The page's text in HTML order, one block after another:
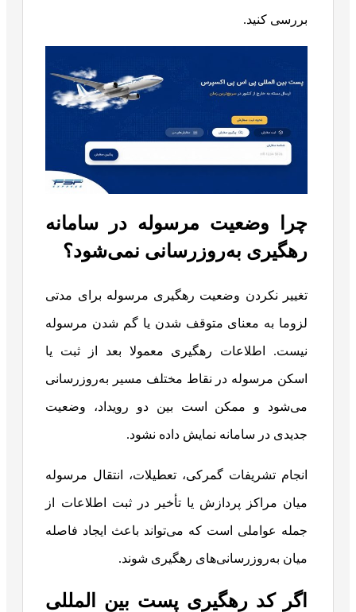
بررسی کنید.
چرا وضعیت مرسوله در سامانه
رهگیری به‌روزرسانی نمی‌شود؟
تغییر نکردن وضعیت رهگیری مرسوله برای مدتی
لزوما به معنای متوقف شدن یا گم شدن مرسوله
نیست. اطلاعات رهگیری معمولا بعد از ثبت یا
اسکن مرسوله در نقاط مختلف مسیر به‌روزرسانی
می‌شود و ممکن است بین دو رویداد، وضعیت
جدیدی در سامانه نمایش داده نشود.
انجام تشریفات گمرکی، تعطیلات، انتقال مرسوله
میان مراکز پردازش یا تأخیر در ثبت اطلاعات از
جمله عواملی است که می‌تواند باعث ایجاد فاصله
میان به‌روزرسانی‌های رهگیری شوند.
اگر کد رهگیری پست بین‌ المللی